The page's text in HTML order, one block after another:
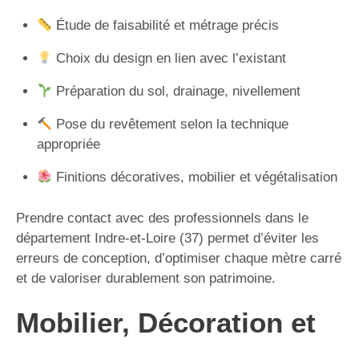
Étude de faisabilité et métrage précis
Choix du design en lien avec l’existant
Préparation du sol, drainage, nivellement
Pose du revêtement selon la technique
appropriée
Finitions décoratives, mobilier et végétalisation
Prendre contact avec des professionnels dans le
département Indre-et-Loire (37) permet d’éviter les
erreurs de conception, d’optimiser chaque mètre carré
et de valoriser durablement son patrimoine.
Mobilier, Décoration et